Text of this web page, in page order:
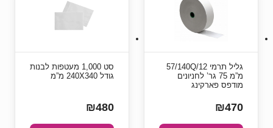
גליל תרמי 57/140Q/12
מ”מ 75 גר’ לחניונים
מודפס פארקינג
₪470
סט 1,000 מעטפות לבנות
גודל 240X340 מ”מ
₪480